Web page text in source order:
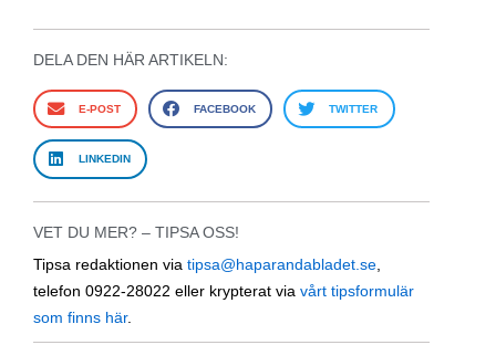
DELA DEN HÄR ARTIKELN:
E-POST FACEBOOK TWITTER
LINKEDIN
VET DU MER? – TIPSA OSS!
Tipsa redaktionen via tipsa@haparandabladet.se
telefon 0922-28022 eller krypterat via vårt tipsformulär
som finns här.